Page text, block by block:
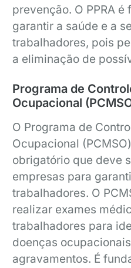
prevenção. O PPRA
garantir a saúde e a
trabalhadores, pois
a eliminação de
Programa de
Ocupacional
O Programa de
Ocupacional
obrigatório que deve
empresas para
trabalhadores. O
realizar exames
trabalhadores para
doenças
agravamentos. É